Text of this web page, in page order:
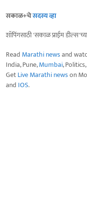
सकाळ+चेसदस्य व्हा
शॉपिंगसाठी 'सकाळ प्राईम
Read Marathi newsand
India, Pune,Mumbai,
GetLive Marathi newson
and IOS.